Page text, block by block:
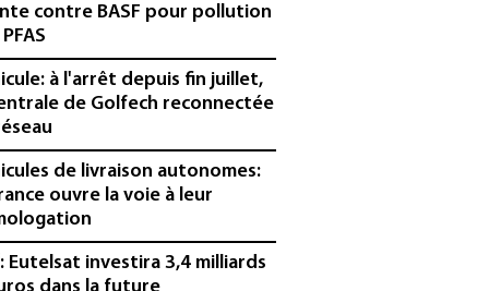
contre BASF pour pollution
à l'arrêt depuis fin juillet,
de Golfech reconnectée
de livraison autonomes:
ouvre la voie à leur
Eutelsat investira 3,4 milliards